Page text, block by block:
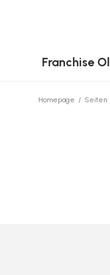
Franchise Ol
Homepage Seiten